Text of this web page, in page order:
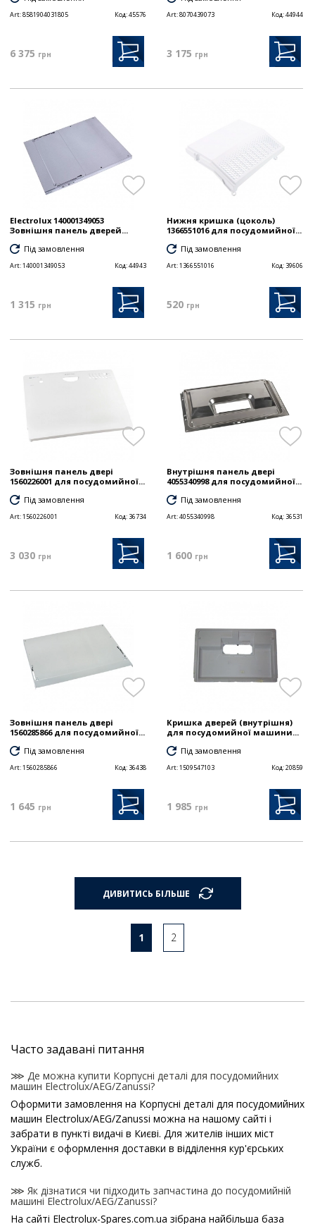
Art:8581904031805 Код:45576
6 375 грн
Art:8070439073 Код:44944
3 175 грн
Electrolux 140001349053
Зовнішня панель дверей...
Під замовлення
Art:140001349053 Код:44943
1 315 грн
Нижня кришка (цоколь)
1366551016 для посудомийної...
Під замовлення
Art:1366551016 Код: 39606
520 грн
Зовнішня панель двері
1560226001 для посудомийної...
Під замовлення
Art:1560226001 Код: 36734
3 030 грн
Внутрішня панель двері
4055340998 для посудомийної...
Під замовлення
Art:4055340998 Код: 36531
1 600 грн
Зовнішня панель двері
1560285866 для посудомийної...
Під замовлення
Art:1560285866 Код: 36438
1 645 грн
Кришка дверей (внутрішня)
для посудомийної машини...
Під замовлення
Art:1509547103 Код:20859
1 985 грн
ДИВИТИСЬ БІЛЬШЕ
1 2
Часто задавані питання
⋙ Де можна купити Корпусні деталі для посудомийних
машин Electrolux/AEG/Zanussi?
Оформити замовлення на Корпусні деталі для посудомийних
машин Electrolux/AEG/Zanussi можна на нашому сайті і
забрати в пункті видачі в Києві. Для жителів інших міст
України є оформлення доставки в відділення кур'єрських
служб.
⋙ Як дізнатися чи підходить запчастина до посудомийній
машині Electrolux/AEG/Zanussi?
На сайті Electrolux-Spares.com.ua зібрана найбільша база